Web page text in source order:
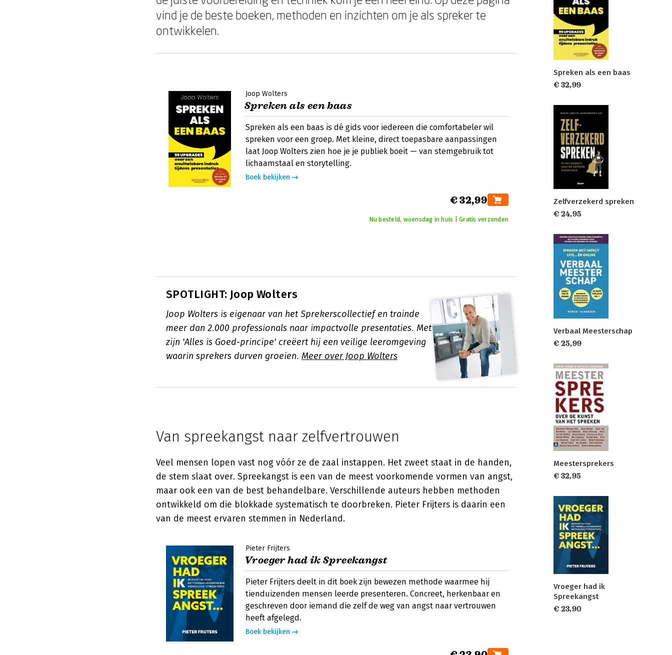
vind je de beste boeken, methoden en inzichten om je als spreker te
ontwikkelen.
Joop Wolters
Spreken als een baas
Spreken als een baas is dé gids voor iedereen die comfortabeler wil
spreken voor een groep. Met kleine, direct toepasbare aanpassingen
laat Joop Wolters zien hoe je je publiek boeit — van stemgebruik tot
lichaamstaal en storytelling.
Boek bekijken
€ 32,99
Nu besteld, woensdag in huis | Gratis verzonden
SPOTLIGHT: Joop Wolters
Joop Wolters is eigenaar van het Sprekerscollectief en trainde
meer dan 2.000 professionals naar impactvolle presentaties. Met
zijn 'Alles is Goed-principe' creëert hij een veilige leeromgeving
waarin sprekers durven groeien. Meer over Joop Wolters
Van spreekangst naar zelfvertrouwen
Veel mensen lopen vast nog vóór ze de zaal instappen. Het zweet staat in de handen,
de stem slaat over. Spreekangst is een van de meest voorkomende vormen van angst,
maar ook een van de best behandelbare. Verschillende auteurs hebben methoden
ontwikkeld om die blokkade systematisch te doorbreken. Pieter Frijters is daarin een
van de meest ervaren stemmen in Nederland.
Pieter Frijters
Vroeger had ik Spreekangst
Pieter Frijters deelt in dit boek zijn bewezen methode waarmee hij
tienduizenden mensen leerde presenteren. Concreet, herkenbaar en
geschreven door iemand die zelf de weg van angst naar vertrouwen
heeft afgelegd.
Boek bekijken
Spreken als een baas
€ 32,99
Zelfverzekerd spreken
€ 24,95
Verbaal Meesterschap
€ 25,99
Meestersprekers
€ 32,95
Vroeger had ik
Spreekangst
€ 23,90